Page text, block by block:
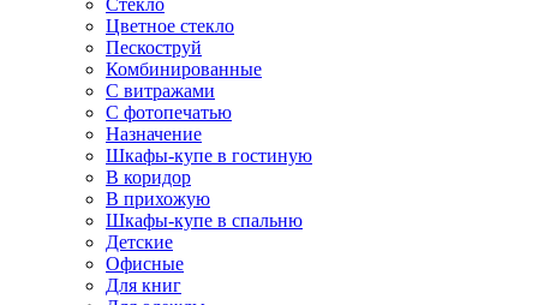
Стекло
Цветное стекло
Пескоструй
Комбинированные
С витражами
С фотопечатью
Назначение
Шкафы-купе в гостиную
В коридор
В прихожую
Шкафы-купе в спальню
Детские
Офисные
Для книг